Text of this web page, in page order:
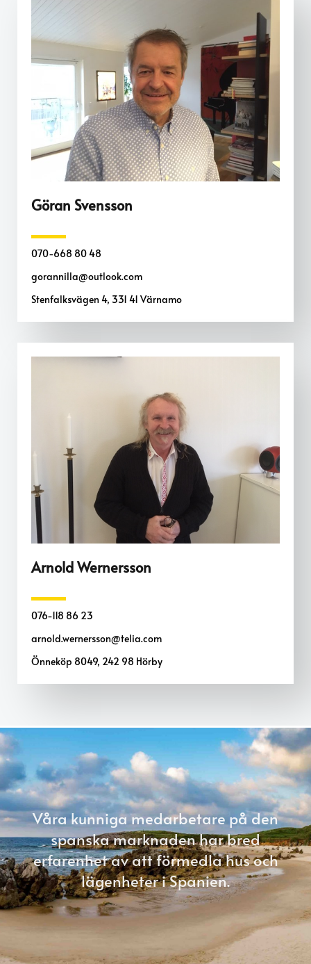
Göran Svensson
070-668 80 48
gorannilla@outlook.com
Stenfalksvägen 4, 331 41 Värnamo
Arnold Wernersson
076-118 86 23
arnold.wernersson@telia.com
Önneköp 8049, 242 98 Hörby
Våra kunniga medarbetare på den
spanska marknaden har bred
erfarenhet av att förmedla hus och
lägenheter i Spanien.